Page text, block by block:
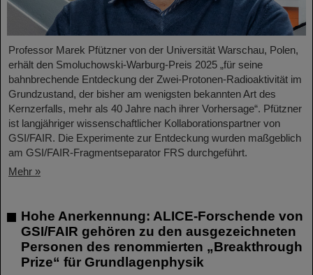
Professor Marek Pfützner von der Universität Warschau, Polen,
erhält den Smoluchowski-Warburg-Preis 2025 „für seine
bahnbrechende Entdeckung der Zwei-Protonen-Radioaktivität im
Grundzustand, der bisher am wenigsten bekannten Art des
Kernzerfalls, mehr als 40 Jahre nach ihrer Vorhersage“. Pfützner
ist langjähriger wissenschaftlicher Kollaborationspartner von
GSI/FAIR. Die Experimente zur Entdeckung wurden maßgeblich
am GSI/FAIR-Fragmentseparator FRS durchgeführt.
Mehr »
Hohe Anerkennung: ALICE-Forschende von
GSI/FAIR gehören zu den ausgezeichneten
Personen des renommierten „Breakthrough
Prize“ für Grundlagenphysik